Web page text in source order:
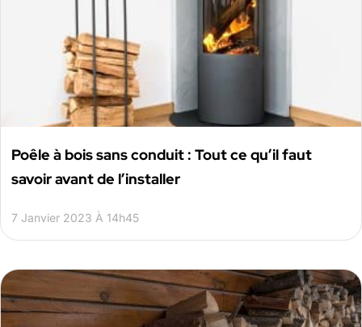
Poêle à bois sans conduit : Tout ce qu’il faut
savoir avant de l’installer
7 Janvier 2023 À 14h45